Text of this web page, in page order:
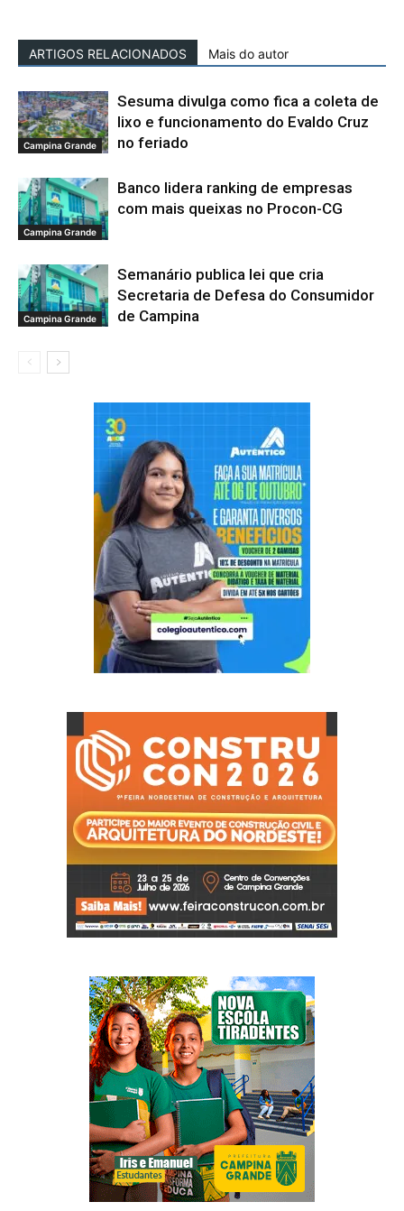
ARTIGOS RELACIONADOS Mais do autor
Campina Grande
Sesuma divulga como fica a coleta de
lixo e funcionamento do Evaldo Cruz
no feriado
Campina Grande
Banco lidera ranking de empresas
com mais queixas no Procon-CG
Campina Grande
Semanário publica lei que cria
Secretaria de Defesa do Consumidor
de Campina